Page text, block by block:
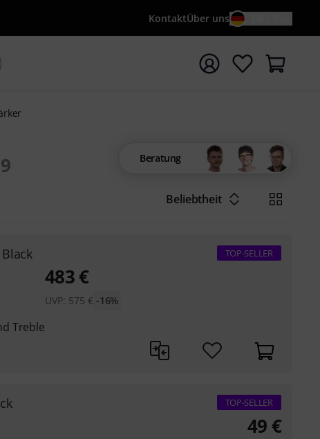
KontaktÜber uns
mit Suchwort {searchTerm} starten
Beratung
Beliebtheit
Treble
TOP-SELLER
483 €
UVP: 575 € -16%
TOP-SELLER
49 €